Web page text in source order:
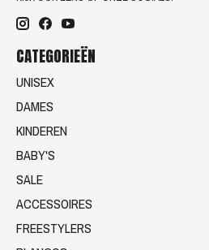
CATEGORIEËN
UNISEX
DAMES
KINDEREN
BABY'S
SALE
ACCESSOIRES
FREESTYLERS